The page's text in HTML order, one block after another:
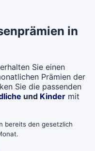
in
Sie einen
Prämien der
Sie die passenden
und Kinder mit
bereits den gesetzlich